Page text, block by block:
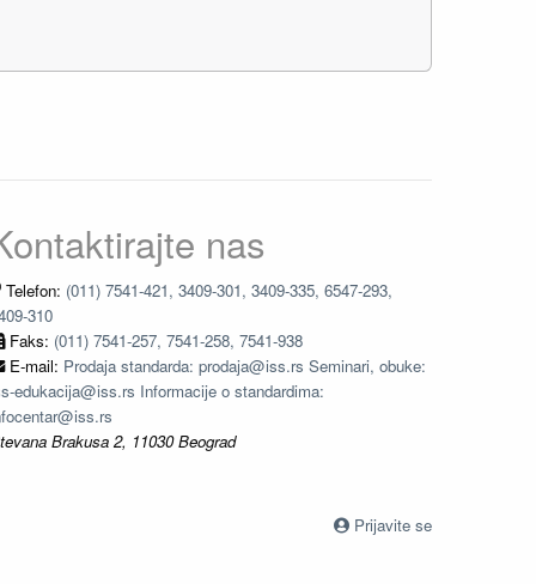
nas
Telefon: (011) 7541-421, 3409-301, 3409-335, 6547-293,
310
Faks: (011) 7541-257, 7541-258, 7541-938
E-mail: Prodaja standarda: prodaja@iss.rs Seminari, obuke:
edukacija@iss.rs Informacije o standardima:
Brakusa 2, 11030 Beograd
Prijavite se